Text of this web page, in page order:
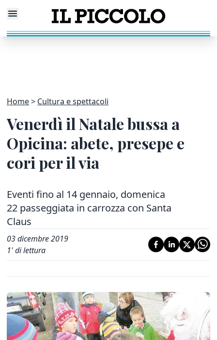
Home Cultura e spettacoli
Venerdì il Natale bussa a
Opicina: abete, presepe e
cori per il via
Eventi fino al 14 gennaio, domenica
22 passeggiata in carrozza con Santa
Claus
03 dicembre 2019
1' di lettura